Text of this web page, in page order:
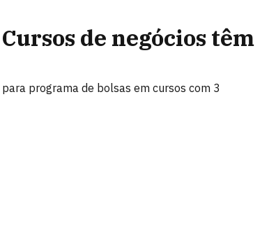
de negócios têm
programa de bolsas em cursos com 3